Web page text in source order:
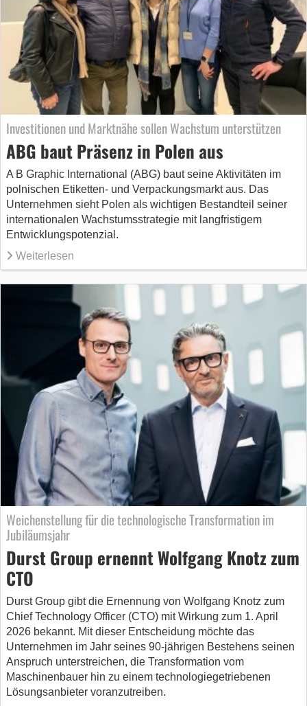
Investitionen und Marktnähe sollen Wachstum unterstützen
ABG baut Präsenz in Polen aus
A B Graphic International (ABG) baut seine Aktivitäten im
polnischen Etiketten- und Verpackungsmarkt aus. Das
Unternehmen sieht Polen als wichtigen Bestandteil seiner
internationalen Wachstumsstrategie mit langfristigem
Entwicklungspotenzial.
Weiterlesen
Weichenstellung für die technologische Transformation im
Jubiläumsjahr
Durst Group ernennt Wolfgang Knotz zum
CTO
Durst Group gibt die Ernennung von Wolfgang Knotz zum
Chief Technology Officer (CTO) mit Wirkung zum 1. April
2026 bekannt. Mit dieser Entscheidung möchte das
Unternehmen im Jahr seines 90-jährigen Bestehens seinen
Anspruch unterstreichen, die Transformation vom
Maschinenbauer hin zu einem technologiegetriebenen
Lösungsanbieter voranzutreiben.